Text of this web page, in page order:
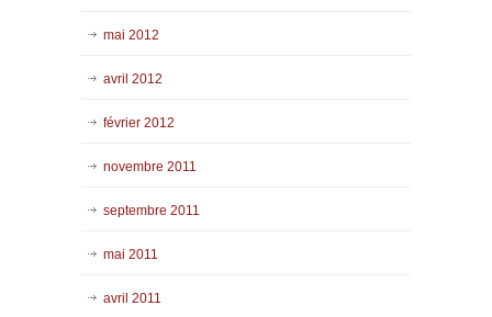
mai 2012
avril 2012
février 2012
novembre 2011
septembre 2011
mai 2011
avril 2011